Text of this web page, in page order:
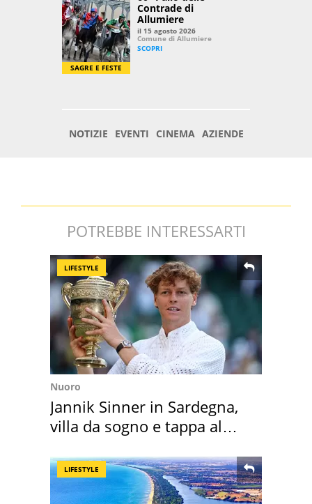
POTREBBE INTERESSARTI
LIFESTYLE
Nuoro
Jannik Sinner in Sardegna,
villa da sogno e tappa al
LIFESTYLE